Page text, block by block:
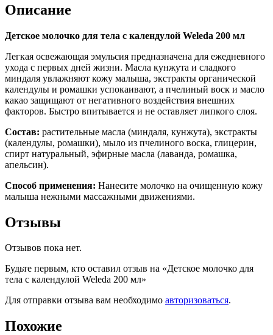
Описание
Детское молочко для тела с календулой Weleda 200 мл
Легкая освежающая эмульсия предназначена для ежедневного
ухода с первых дней жизни. Масла кунжута и сладкого
миндаля увлажняют кожу малыша, экстракты органической
календулы и ромашки успокаивают, а пчелиный воск и масло
какао защищают от негативного воздействия внешних
факторов. Быстро впитывается и не оставляет липкого слоя.
Состав: растительные масла (миндаля, кунжута), экстракты
(календулы, ромашки), мыло из пчелиного воска, глицерин,
спирт натуральный, эфирные масла (лаванда, ромашка,
апельсин).
Способ применения: Нанесите молочко на очищенную кожу
малыша нежными массажными движениями.
Отзывы
Отзывов пока нет.
Будьте первым, кто оставил отзыв на «Детское молочко для
тела с календулой Weleda 200 мл»
Для отправки отзыва вам необходимо авторизоваться.
Похожие